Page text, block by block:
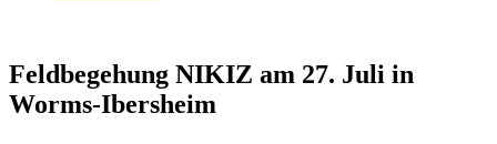
Feldbegehung NIKIZ am 27. Juli in
Worms-Ibersheim